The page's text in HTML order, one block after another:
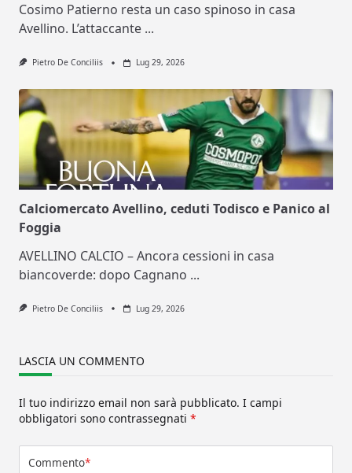
Cosimo Patierno resta un caso spinoso in casa
Avellino. L’attaccante ...
Pietro De Conciliis Lug 29, 2026
Calciomercato Avellino, ceduti Todisco e Panico al
Foggia
AVELLINO CALCIO – Ancora cessioni in casa
biancoverde: dopo Cagnano ...
Pietro De Conciliis Lug 29, 2026
LASCIA UN COMMENTO
Il tuo indirizzo email non sarà pubblicato. I campi
obbligatori sono contrassegnati *
Commento*